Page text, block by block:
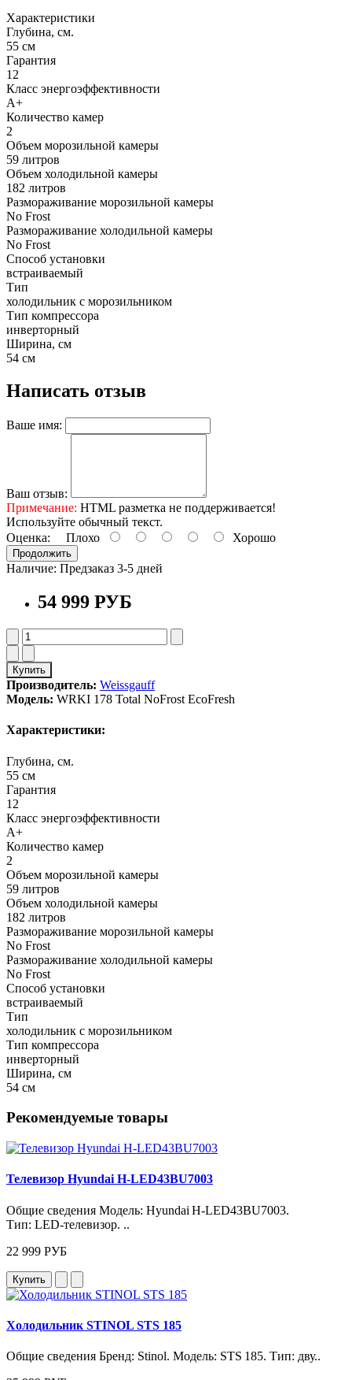
Характеристики
Глубина, см.
55 см
Гарантия
12
Класс энергоэффективности
A+
Количество камер
2
Объем морозильной камеры
59 литров
Объем холодильной камеры
182 литров
Размораживание морозильной камеры
No Frost
Размораживание холодильной камеры
No Frost
Способ установки
встраиваемый
Тип
холодильник с морозильником
Тип компрессора
инверторный
Ширина, см
54 см
Написать отзыв
Ваше имя:
Ваш отзыв:
Примечание: HTML разметка не поддерживается!
Используйте обычный текст.
Оценка: Плохо Хорошо
Продолжить
Наличие: Предзаказ 3-5 дней
54 999 РУБ
Купить
Производитель: Weissgauff
Модель: WRKI 178 Total NoFrost EcoFresh
Характеристики:
Глубина, см.
55 см
Гарантия
12
Класс энергоэффективности
A+
Количество камер
2
Объем морозильной камеры
59 литров
Объем холодильной камеры
182 литров
Размораживание морозильной камеры
No Frost
Размораживание холодильной камеры
No Frost
Способ установки
встраиваемый
Тип
холодильник с морозильником
Тип компрессора
инверторный
Ширина, см
54 см
Рекомендуемые товары
Телевизор Hyundai H-LED43BU7003
Общие сведения Модель: Hyundai H‑LED43BU7003.
Тип: LED‑телевизор. ..
22 999 РУБ
Купить
Холодильник STINOL STS 185
Общие сведения Бренд: Stinol. Модель: STS 185. Тип: дву..